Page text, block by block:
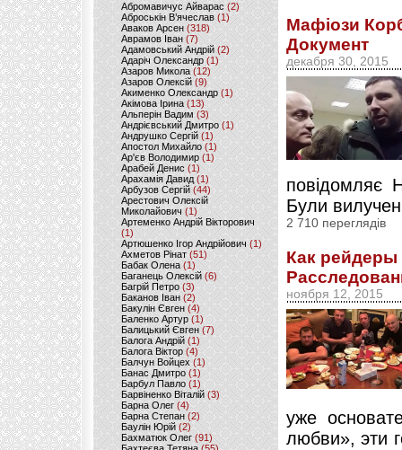
Абромавичус Айварас (2)
Аброськін В’ячеслав(1)
Аваков Арсен (318)
Аврамов Іван (7)
Адамовський Андрій(2)
Адаріч Олександр (1)
Азаров Микола (12)
Азаров Олексій (9)
Акименко Олександр(1)
Акімова Ірина(13)
Альперін Вадим (3)
Андрієвський Дмитро(1)
Андрушко Сергій(1)
Апостол Михайло(1)
Ар'єв Володимир (1)
Арабей Денис(1)
Арахамія Давид (1)
Арбузов Сергій (44)
Арестович Олексій
Миколайович(1)
Артеменко Андрій Вікторович
(1)
Артюшенко Ігор Андрійович(1)
Ахметов Рінат(51)
Бабак Олена(1)
Баганець Олексій(6)
Багрій Петро (3)
Баканов Іван(2)
Бакулін Євген (4)
Баленко Артур(1)
Балицький Євген(7)
Балога Андрій (1)
Балога Віктор (4)
Балчун Войцех (1)
Банас Дмитро (1)
Барбул Павло(1)
Барвіненко Віталій(3)
Барна Олег (4)
Барна Степан (2)
Баулін Юрій (2)
Бахматюк Олег (91)
Мафіози
Документ
декабря 30, 2015
повідомляє
Були
2 710 переглядів
Как
ноября 12, 2015
уже
любви», эти